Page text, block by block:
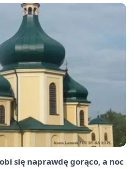
się naprawdę gorąco, a noc